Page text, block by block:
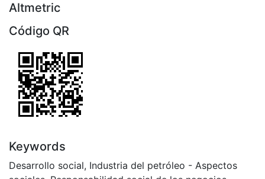
Altmetric
Código QR
Keywords
Desarrollo social, Industria del petróleo - Aspectos